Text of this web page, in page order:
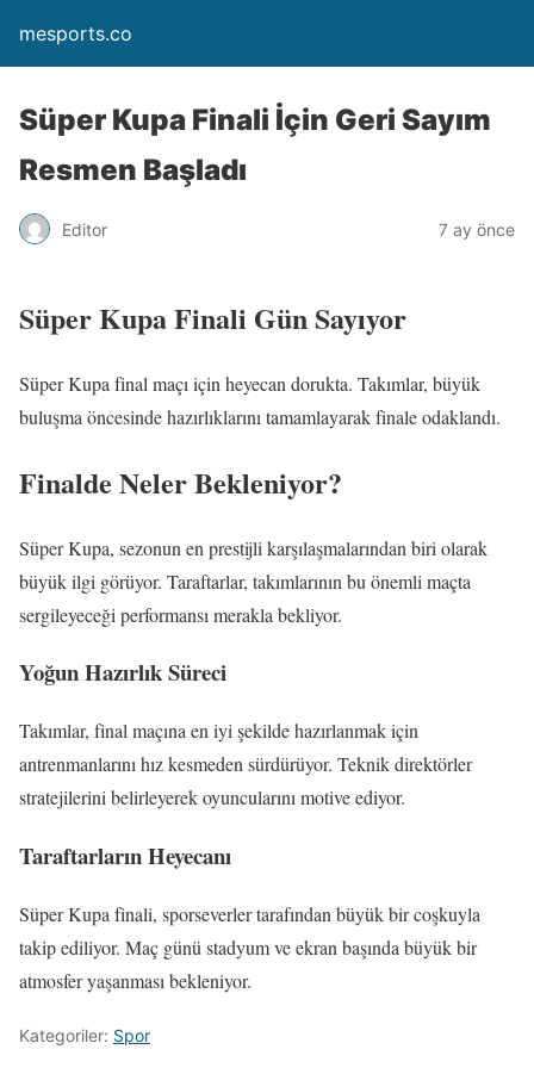
mesports.co
Süper Kupa Finali İçin Geri Sayım
Resmen Başladı
Editor 7 ay önce
Süper Kupa Finali Gün Sayıyor
Süper Kupa final maçı için heyecan dorukta. Takımlar, büyük
buluşma öncesinde hazırlıklarını tamamlayarak finale odaklandı.
Finalde Neler Bekleniyor?
Süper Kupa, sezonun en prestijli karşılaşmalarından biri olarak
büyük ilgi görüyor. Taraftarlar, takımlarının bu önemli maçta
sergileyeceği performansı merakla bekliyor.
Yoğun Hazırlık Süreci
Takımlar, final maçına en iyi şekilde hazırlanmak için
antrenmanlarını hız kesmeden sürdürüyor. Teknik direktörler
stratejilerini belirleyerek oyuncularını motive ediyor.
Taraftarların Heyecanı
Süper Kupa finali, sporseverler tarafından büyük bir coşkuyla
takip ediliyor. Maç günü stadyum ve ekran başında büyük bir
atmosfer yaşanması bekleniyor.
Kategoriler: Spor